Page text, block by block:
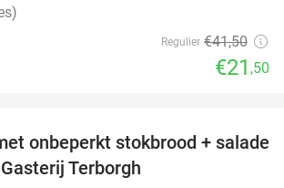
Regulier €41,50
€21 ,50
44%
onbeperkt stokbrood + salade
Terborgh